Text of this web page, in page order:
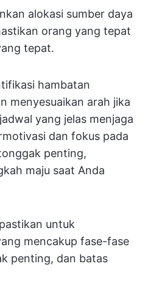
alokasi sumber daya
orang yang tepat
tepat.
hambatan
menyesuaikan arah jika
yang jelas menjaga
dan fokus pada
penting,
maju saat Anda
untuk
mencakup fase-fase
penting, dan batas